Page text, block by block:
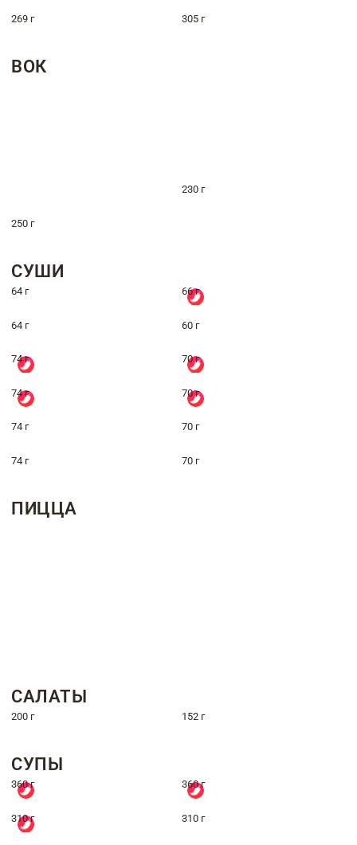
269 г 305 г
ВОК
230 г
250 г
СУШИ
64 г 66 г
64 г 60 г
74 г 70 г
74 г 70 г
74 г 70 г
74 г 70 г
ПИЦЦА
САЛАТЫ
200 г 152 г
СУПЫ
360 г 360 г
310 г 310 г